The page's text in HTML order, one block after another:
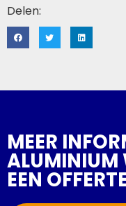
Delen:
MEER
ALUMINIUM
EEN